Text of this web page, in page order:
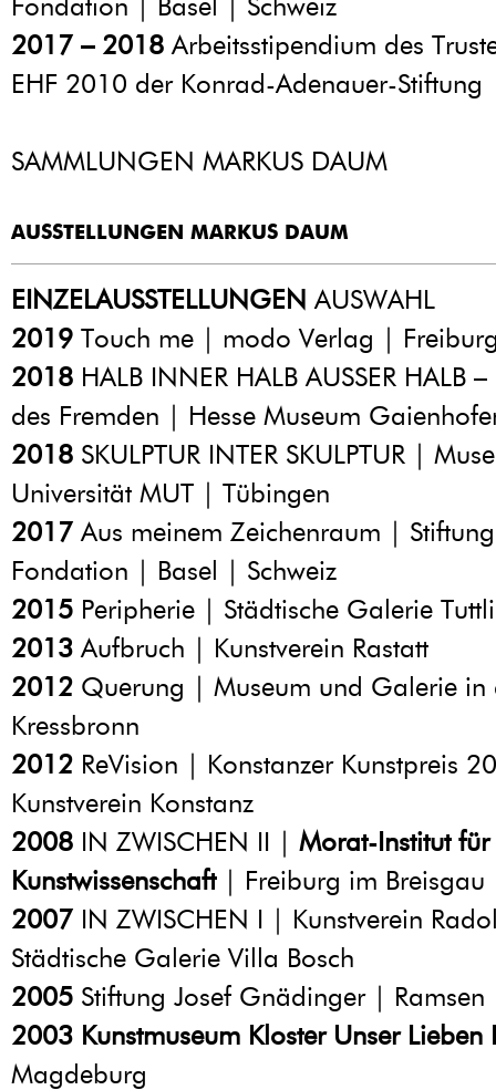
2017 – 2018 Arbeitsstipendium des
EHF 2010 der Konrad-Adenauer-Stiftung
SAMMLUNGEN MARKUS DAUM
AUSSTELLUNGEN MARKUS DAUM
EINZELAUSSTELLUNGEN AUSWAHL
2019 Touch me | modo Verlag |
2018 HALB INNER HALB AUSSER HALB
des Fremden | Hesse Museum
2018 SKULPTUR INTER SKULPTUR |
Universität MUT | Tübingen
2017 Aus meinem Zeichenraum |
Fondation | Basel | Schweiz
2015 Peripherie | Städtische Galerie
2013 Aufbruch | Kunstverein Rastatt
2012 Querung | Museum und Galerie
Kressbronn
2012 ReVision | Konstanzer Kunstpreis
Kunstverein Konstanz
2008 IN ZWISCHEN II | Morat-Institut für
Kunstwissenschaft| Freiburg im Breisgau
2007 IN ZWISCHEN I | Kunstverein
Städtische Galerie Villa Bosch
2005 Stiftung Josef Gnädinger | Ramsen
2003 Kunstmuseum Kloster Unser Lieben
Magdeburg